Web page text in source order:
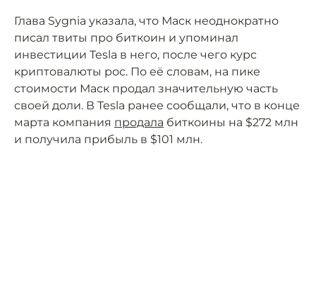
Глава Sygnia указала, что Маск неоднократно
писал твиты про биткоин и упоминал
инвестиции Tesla в него, после чего курс
криптовалюты рос. По её словам, на пике
стоимости Маск продал значительную часть
своей доли. В Tesla ранее сообщали, что в конце
марта компания продала биткоины на $272 млн
и получила прибыль в $101 млн.